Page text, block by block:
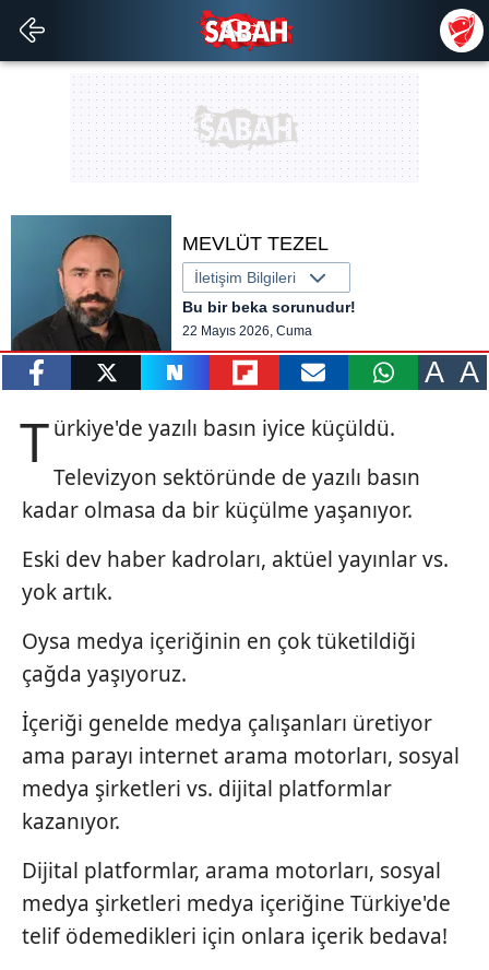
MEVLÜT TEZEL
İletişim Bilgileri
Bu bir beka sorunudur!
22 Mayıs 2026, Cuma
A A
Türkiye'de yazılı basın iyice küçüldü.
Televizyon sektöründe de yazılı basın
kadar olmasa da bir küçülme yaşanıyor.
Eski dev haber kadroları, aktüel yayınlar vs.
yok artık.
Oysa medya içeriğinin en çok tüketildiği
çağda yaşıyoruz.
İçeriği genelde medya çalışanları üretiyor
ama parayı internet arama motorları, sosyal
medya şirketleri vs. dijital platformlar
kazanıyor.
Dijital platformlar, arama motorları, sosyal
medya şirketleri medya içeriğine Türkiye'de
telif ödemedikleri için onlara içerik bedava!